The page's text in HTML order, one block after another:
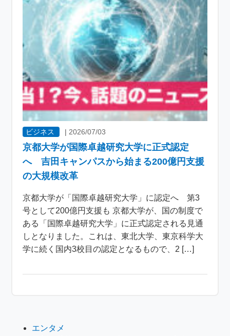
ビジネス |2026/07/03
京都大学が国際卓越研究大学に正式認定
へ 吉田キャンパスから始まる200億円支援
の大規模改革
京都大学が「国際卓越研究大学」に認定へ 第3
号として200億円支援も 京都大学が、国の制度で
ある「国際卓越研究大学」に正式認定される見通
しとなりました。これは、東北大学、東京科学大
学に続く国内3校目の認定となるもので、2 […]
エンタメ